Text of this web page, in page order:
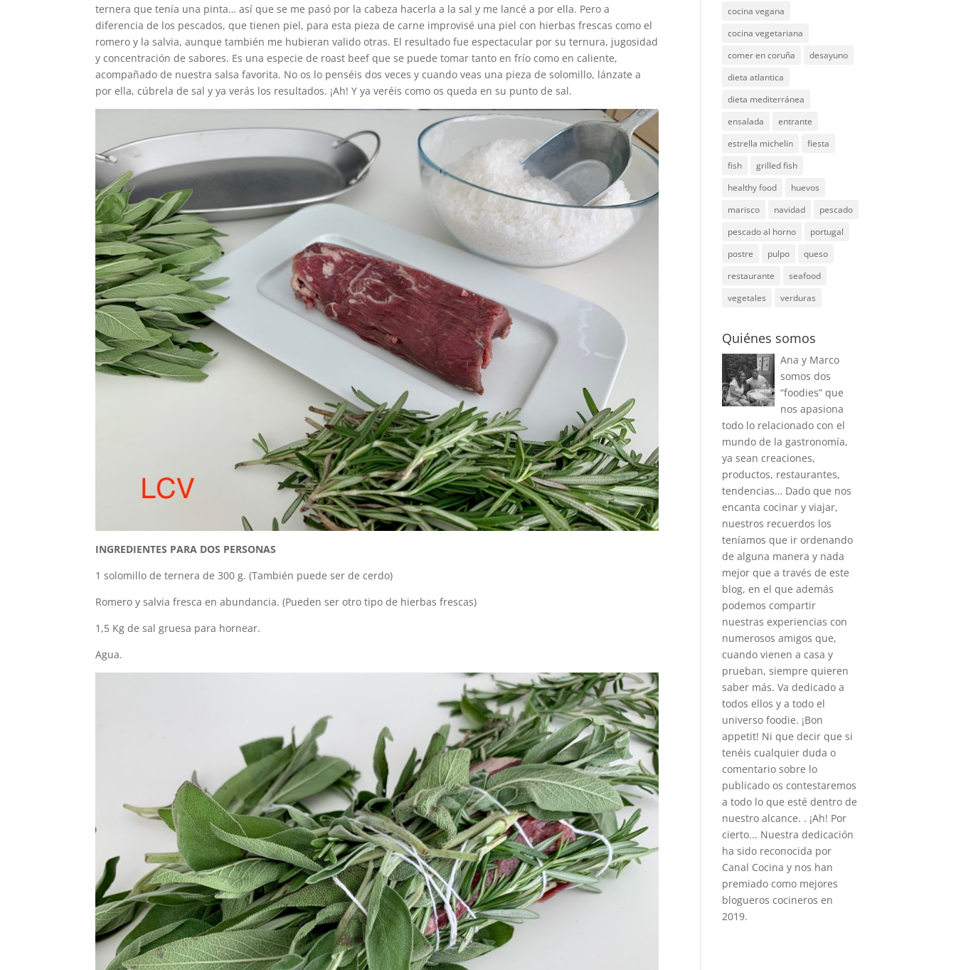
ternera que tenía una pinta… así que se me pasó por la cabeza hacerla a la sal y me lancé a por ella. Pero a
diferencia de los pescados, que tienen piel, para esta pieza de carne improvisé una piel con hierbas frescas como el
romero y la salvia, aunque también me hubieran valido otras. El resultado fue espectacular por su ternura, jugosidad
y concentración de sabores. Es una especie de roast beef que se puede tomar tanto en frío como en caliente,
acompañado de nuestra salsa favorita. No os lo penséis dos veces y cuando veas una pieza de solomillo, lánzate a
por ella, cúbrela de sal y ya verás los resultados. ¡Ah! Y ya veréis como os queda en su punto de sal.
INGREDIENTES PARA DOS PERSONAS
1 solomillo de ternera de 300 g. (También puede ser de cerdo)
Romero y salvia fresca en abundancia. (Pueden ser otro tipo de hierbas frescas)
1,5 Kg de sal gruesa para hornear.
Agua.
cocina vegana
cocina vegetariana
comer en coruña
desayuno
dieta atlantica
dieta mediterránea
ensalada
entrante
estrella michelin
fiesta
fish
grilled fish
healthy food
huevos
marisco
navidad
pescado
pescado al horno
portugal
postre
pulpo
queso
restaurante
seafood
vegetales
verduras
Quiénes somos
Ana y Marco
somos dos
“foodies” que
nos apasiona
todo lo relacionado con el
mundo de la gastronomía,
ya sean creaciones,
productos, restaurantes,
tendencias… Dado que nos
encanta cocinar y viajar,
nuestros recuerdos los
teníamos que ir ordenando
de alguna manera y nada
mejor que a través de este
blog, en el que además
podemos compartir
nuestras experiencias con
numerosos amigos que,
cuando vienen a casa y
prueban, siempre quieren
saber más. Va dedicado a
todos ellos y a todo el
universo foodie. ¡Bon
appetit! Ni que decir que si
tenéis cualquier duda o
comentario sobre lo
publicado os contestaremos
a todo lo que esté dentro de
nuestro alcance. . ¡Ah! Por
cierto... Nuestra dedicación
ha sido reconocida por
Canal Cocina y nos han
premiado como mejores
blogueros cocineros en
2019.